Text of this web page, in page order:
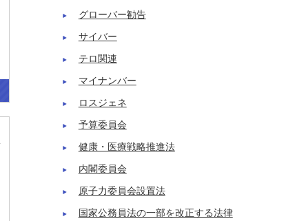
グローバー勧告
サイバー
テロ関連
マイナンバー
ロスジェネ
予算委員会
健康・医療戦略推進法
内閣委員会
原子力委員会設置法
国家公務員法の一部を改正する法律